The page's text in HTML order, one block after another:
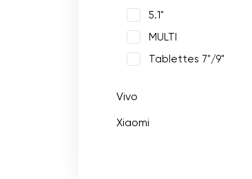
5.1"
MULTI
Tablettes 7"/9"
Vivo
Xiaomi